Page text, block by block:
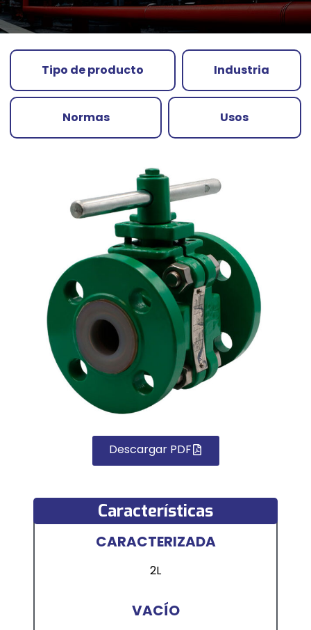
Tipo de producto Industria
Normas Usos
Descargar PDF
Características
CARACTERIZADA
2L
VACÍO